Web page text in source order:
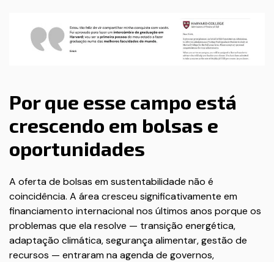
Por que esse campo está
crescendo em bolsas e
oportunidades
A oferta de bolsas em sustentabilidade não é
coincidência. A área cresceu significativamente em
financiamento internacional nos últimos anos porque os
problemas que ela resolve — transição energética,
adaptação climática, segurança alimentar, gestão de
recursos — entraram na agenda de governos,